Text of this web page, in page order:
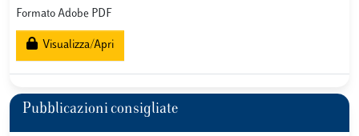
Formato Adobe PDF
Visualizza/Apri
Pubblicazioni consigliate